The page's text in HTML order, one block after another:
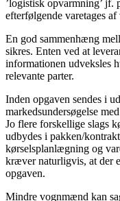
’logistisk opvarmning’
efterfølgende varetages
En god sammenhæng
sikres. Enten ved at
informationen udveksles
relevante parter.
Inden opgaven sendes i
markedsundersøgelse
Jo flere forskellige slags
udbydes i pakken/
kørselsplanlægning og
kræver naturligvis, at der
opgaven.
Mindre vognmænd kan